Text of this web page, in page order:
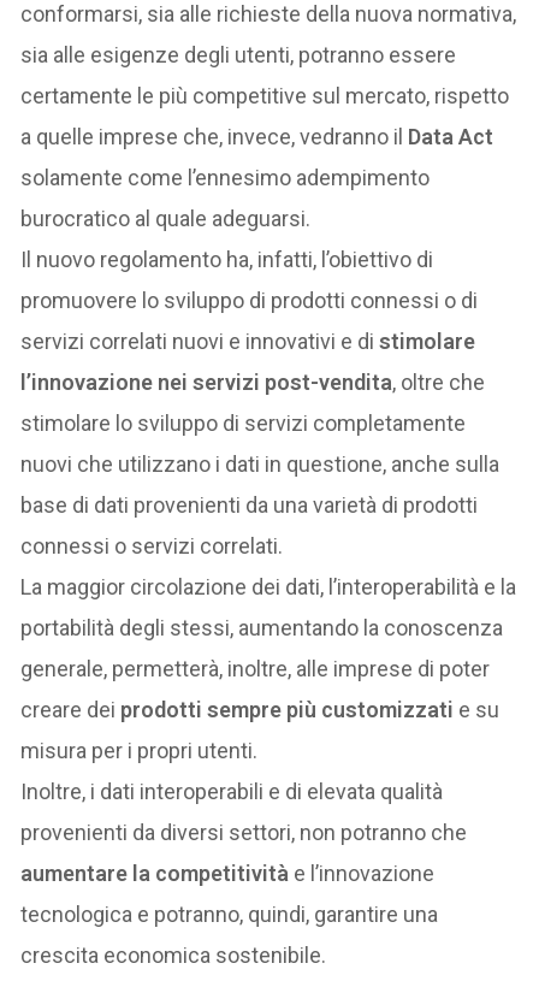
conformarsi, sia alle richieste della nuova normativa,
sia alle esigenze degli utenti, potranno essere
certamente le più competitive sul mercato, rispetto
a quelle imprese che, invece, vedranno il Data Act
solamente come l’ennesimo adempimento
burocratico al quale adeguarsi.
Il nuovo regolamento ha, infatti, l’obiettivo di
promuovere lo sviluppo di prodotti connessi o di
servizi correlati nuovi e innovativi e distimolare
l’innovazione nei servizi post-vendita, oltre che
stimolare lo sviluppo di servizi completamente
nuovi che utilizzano i dati in questione, anche sulla
base di dati provenienti da una varietà di prodotti
connessi o servizi correlati.
La maggior circolazione dei dati, l’interoperabilità e la
portabilità degli stessi, aumentando la conoscenza
generale, permetterà, inoltre, alle imprese di poter
creare dei prodotti sempre più customizzati e su
misura per i propri utenti.
Inoltre, i dati interoperabili e di elevata qualità
provenienti da diversi settori, non potranno che
aumentare la competitività e l’innovazione
tecnologica e potranno, quindi, garantire una
crescita economica sostenibile.